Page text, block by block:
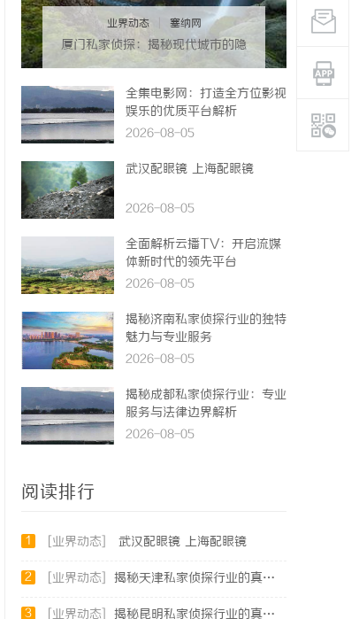
业界动态 塞纳网
厦门私家侦探：揭秘现代城市的隐
秘守护者
全集电影网：打造全方位影视
娱乐的优质平台解析
2026-08-05
武汉配眼镜 上海配眼镜
2026-08-05
全面解析云播TV：开启流媒
体新时代的领先平台
2026-08-05
揭秘济南私家侦探行业的独特
魅力与专业服务
2026-08-05
揭秘成都私家侦探行业：专业
服务与法律边界解析
2026-08-05
阅读排行
1 [业界动态] 武汉配眼镜 上海配眼镜
2 [业界动态] 揭秘天津私家侦探行业的真实面貌与服务优势
3 [业界动态] 揭秘昆明私家侦探行业的真实面貌与服务价值